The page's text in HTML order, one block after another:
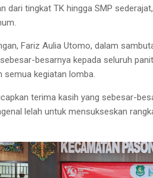
dari tingkat TK hingga SMP
Fariz Aulia Utomo, dalam
besarnya kepada seluruh
semua kegiatan lomba.
terima kasih yang sebesar-
lelah untuk mensukseskan